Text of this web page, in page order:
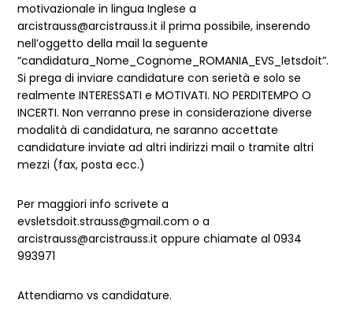
motivazionale in lingua Inglese a
arcistrauss@arcistrauss.it il prima possibile, inserendo
nell’oggetto della mail la seguente
“candidatura_Nome_Cognome_ROMANIA_EVS_letsdoit”.
Si prega di inviare candidature con serietà e solo se
realmente INTERESSATI e MOTIVATI. NO PERDITEMPO O
INCERTI. Non verranno prese in considerazione diverse
modalità di candidatura, ne saranno accettate
candidature inviate ad altri indirizzi mail o tramite altri
mezzi (fax, posta ecc.)
Per maggiori info scrivete a
evsletsdoit.strauss@gmail.com o a
arcistrauss@arcistrauss.it oppure chiamate al 0934
993971
Attendiamo vs candidature.